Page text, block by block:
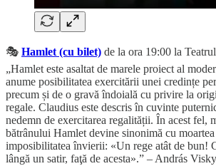
🎭 Hamlet (cu bilet) de la ora 19:00 la
„Hamlet este asaltat de marele proiect al
anume posibilitatea exercitării unei credințe
precum și de o gravă îndoială cu privire la
regale. Claudius este descris în cuvinte
nedemn de exercitarea regalității. În acest fel,
bătrânului Hamlet devine sinonimă cu
imposibilitatea învierii: «Un rege atât de bun!
lângă un satir, faţă de acesta».” – András